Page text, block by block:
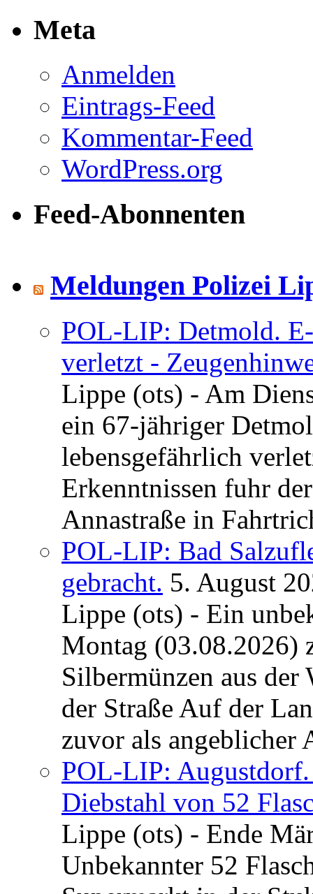
Meta
Anmelden
Eintrags-Feed
Kommentar-Feed
WordPress.org
Feed-Abonnenten
Meldungen Polizei
POL-LIP: Detmold.
verletzt -
Lippe (ots) - Am
ein 67-jähriger
lebensgefährlich
Erkenntnissen fuhr
Annastraße in
POL-LIP: Bad
gebracht. 5. August
Lippe (ots) - Ein
Montag (03.08.2026)
Silbermünzen aus der
der Straße Auf der
zuvor als angeblicher
POL-LIP:
Diebstahl von 52
Lippe (ots) - Ende
Unbekannter 52